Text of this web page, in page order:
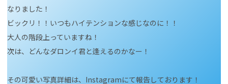
なりました！
ビックリ！！いつもハイテンションな感じなのに！！
大人の階段上っていますね！
次は、どんなダロンイ君と逢えるのかなー！
その可愛い写真詳細は、Instagramにて報告しております！